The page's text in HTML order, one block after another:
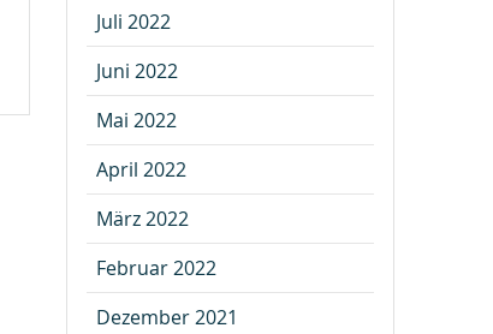
Juli 2022
Juni 2022
Mai 2022
April 2022
März 2022
Februar 2022
Dezember 2021